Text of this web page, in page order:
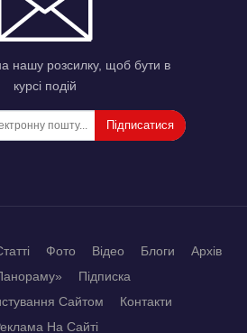
нашу розсилку, щоб бути в
курсі подій
Підписатися
Фото Відео Блоги
Архів
Підписка
Сайтом
Контакти
На Сайті